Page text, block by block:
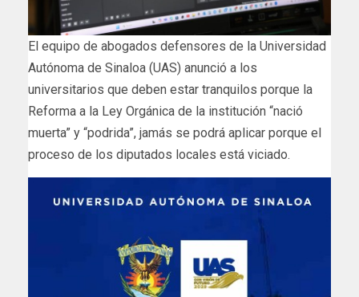
El equipo de abogados defensores de la Universidad
Autónoma de Sinaloa (UAS) anunció a los
universitarios que deben estar tranquilos porque la
Reforma a la Ley Orgánica de la institución “nació
muerta” y “podrida”, jamás se podrá aplicar porque el
proceso de los diputados locales está viciado.